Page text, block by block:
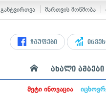
განტვირთვა მართვის მოწმობა
ჯგუფები
ახალი ამბები
მეტი ინოვაცია